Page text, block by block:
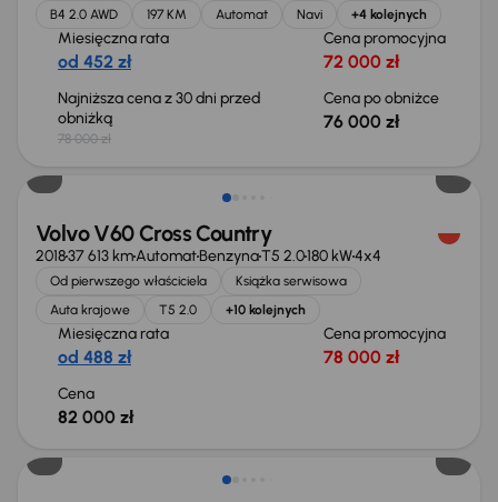
B4 2.0 AWD 197 KM Automat Navi +4 kolejnych
Miesięczna rata
od 452 zł
Cena promocyjna
72 000 zł
Najniższa cena z 30 dni przed
obniżką
78 000 zł
Cena po obniżce
76 000 zł
Volvo V60 Cross Country
201837 613 kmAutomatBenzynaT5 2.0180 kW4x4
Od pierwszego właściciela
Książka serwisowa
Auta krajowe
T5 2.0 +10 kolejnych
Miesięczna rata
od 488 zł
Cena promocyjna
78 000 zł
Cena
82 000 zł
Możliwość odliczenia VAT